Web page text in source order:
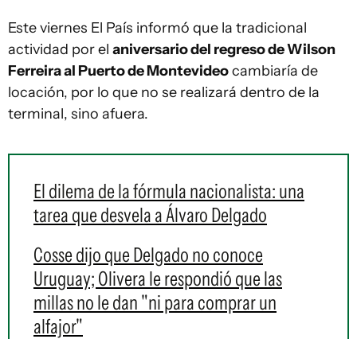
Este viernes El País informó que la tradicional
actividad por el aniversario del regreso de Wilson
Ferreira al Puerto de Montevideocambiaría de
locación, por lo que no se realizará dentro de la
terminal, sino afuera.
El dilema de la fórmula nacionalista: una
tarea que desvela a Álvaro Delgado
Cosse dijo que Delgado no conoce
Uruguay; Olivera le respondió que las
millas no le dan "ni para comprar un
alfajor"